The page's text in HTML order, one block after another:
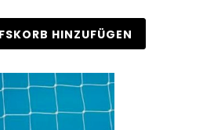
HINZUFÜGEN